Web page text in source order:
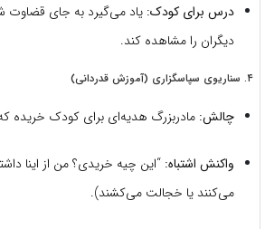
درس برای کودک: یاد می‌گیرد به جای قضاوت
دیگران را مشاهده کند.
۴. سناریوی سپاسگزاری (آموزش قدردانی)
چالش: مادربزرگ هدیه‌ای برای کودک خریده
واکنش اشتباه: “این چیه خریدی؟ من از اینا
می‌کنند یا خجالت می‌کشند).